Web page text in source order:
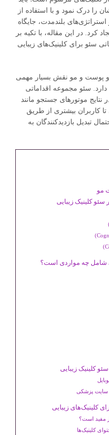
را درک نمود و با استفاده از
بلندمدت، جایگاه
کرد. در این مقاله، با تکیه بر
سئو برای کلینیک‌های زیبایی
و پوست و مو نقش بسیار مهمی
سئو مجموعه اقداماتی
موتورهای جستجو مانند
کاربران بیشتری از طریق
تبدیل بازدیدکنندگان به
مو
سئو کلینیک زیبایی
شامل چه مواردی است؟
کلینیک زیبایی
سایت پزشکی
کلینیک‌های زیبایی
مفید است؟
کلینیک‌ها